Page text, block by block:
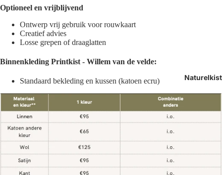
scherm
scherm
Optioneel en vrijblijvend
Ontwerp vrij gebruik voor rouwkaart
Creatief advies
Losse grepen of draaglatten
Binnenkleding Printkist - Willem van de velde:
Standaard bekleding en kussen (katoen ecru)